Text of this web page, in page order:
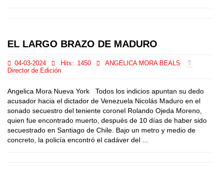
EL LARGO BRAZO DE MADURO
04-03-2024 Hits: 1450
ANGELICA MORA BEALS
Director de Edición
Angelica Mora Nueva York Todos los indicios apuntan su dedo
acusador hacia el dictador de Venezuela Nicolás Maduro en el
sonado secuestro del teniente coronel Rolando Ojeda Moreno,
quien fue encontrado muerto, después de 10 días de haber sido
secuestrado en Santiago de Chile. Bajo un metro y medio de
concreto, la policía encontró el cadáver del ...